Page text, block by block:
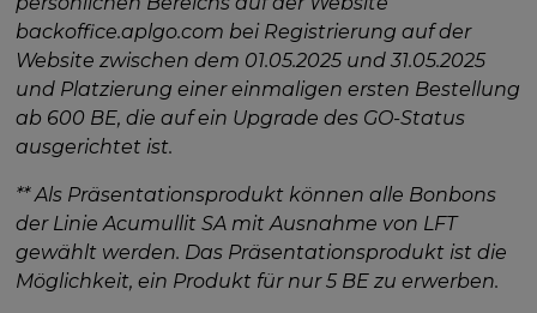
backoffice.aplgo.com bei Registrierung auf der
Website zwischen dem 01.05.2025 und 31.05.2025
und Platzierung einer einmaligen ersten Bestellung
ab 600 BE, die auf ein Upgrade des GO-Status
ausgerichtet ist.
** Als Präsentationsprodukt können alle Bonbons
der Linie Acumullit SA mit Ausnahme von LFT
gewählt werden. Das Präsentationsprodukt ist die
Möglichkeit, ein Produkt für nur 5 BE zu erwerben.